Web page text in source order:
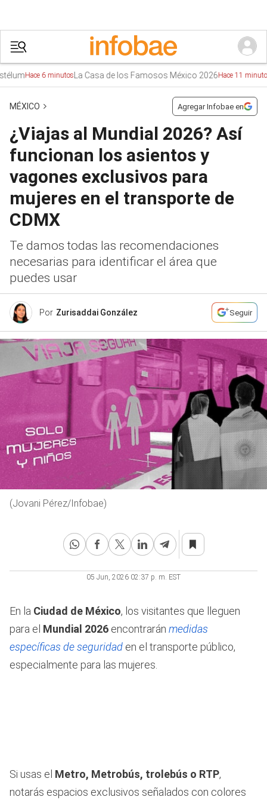
6 minutosLa Casa de los Famosos México 2026Hace 11 minutos
MÉXICO Agregar Infobae en
¿Viajas al Mundial 2026? Así
funcionan los asientos y
vagones exclusivos para
mujeres en el transporte de
CDMX
Te damos todas las recomendaciones
necesarias para identificar el área que
puedes usar
Por Zurisaddai González Seguir
(Jovani Pérez/Infobae)
05 Jun, 2026 02:37 p. m. EST
En la Ciudad de México, los visitantes que lleguen
para el Mundial 2026 encontrarán medidas
específicas de seguridad en el transporte público,
especialmente para las mujeres.
Si usas el Metro, Metrobús, trolebús o RTP,
notarás espacios exclusivos señalados con colores